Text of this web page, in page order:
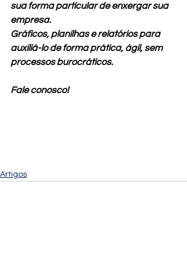
sua forma particular de enxergar sua
empresa.
Gráficos, planilhas e relatórios para
auxiliá-lo de forma prática, ágil, sem
processos burocráticos.
Fale conosco!
Artigos